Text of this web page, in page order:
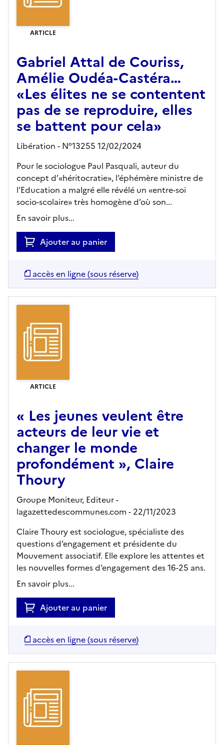
ARTICLE
Gabriel Attal de Couriss,
Amélie Oudéa-Castéra…
«Les élites ne se contentent
pas de se reproduire, elles
se battent pour cela»
Libération - N°13255 12/02/2024
Pour le sociologue Paul Pasquali, auteur du
concept d’«héritocratie», l’éphémère ministre de
l’Education a malgré elle révélé un «entre-soi
socio-scolaire» très homogène d’où son...
En savoir plus...
Ajouter au panier
accès en ligne (sous réserve)
ARTICLE
« Les jeunes veulent être
acteurs de leur vie et
changer le monde
profondément », Claire
Thoury
Groupe Moniteur, Editeur-
lagazettedescommunes.com - 22/11/2023
Claire Thoury est sociologue, spécialiste des
questions d’engagement et présidente du
Mouvement associatif. Elle explore les attentes et
les nouvelles formes d’engagement des 16-25 ans.
En savoir plus...
Ajouter au panier
accès en ligne (sous réserve)